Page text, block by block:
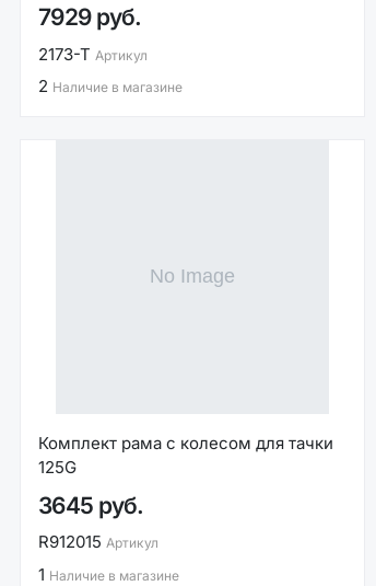
7929 руб.
2173-Т Артикул
2 Наличие в магазине
Комплект рама с колесом для тачки
125G
3645 руб.
R912015 Артикул
1 Наличие в магазине